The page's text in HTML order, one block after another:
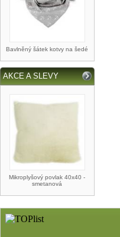
Bavlněný šátek kotvy na šedé
AKCE A SLEVY
Mikroplyšový povlak 40x40 -
smetanová